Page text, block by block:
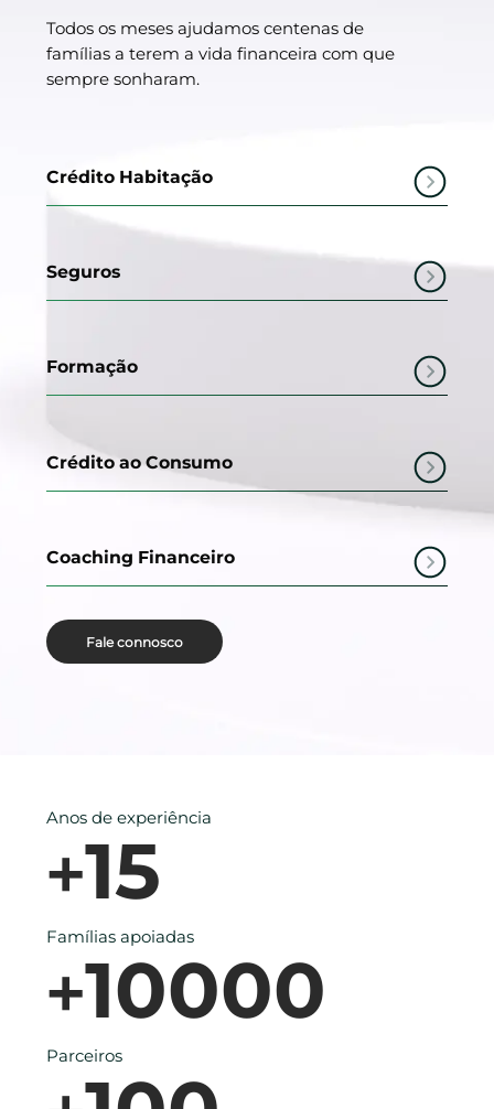
Todos os meses ajudamos centenas de
famílias a terem a vida financeira com que
sempre sonharam.
Crédito Habitação
Seguros
Formação
Crédito ao Consumo
Coaching Financeiro
Fale connosco
Anos de experiência
+15
Famílias apoiadas
+10000
Parceiros